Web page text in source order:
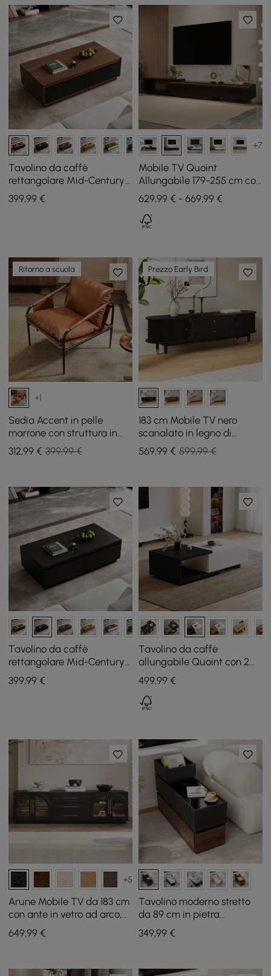
Tavolino da caffè
rettangolare Mid-Century
Fero 120 cm in nero e noce
con 4 cassetti
399,99 €
+7
Mobile TV Quoint
Allungabile 179-255 cm con
3 Cassetti e Illuminazione
LED
629,99 € - 669,99 €
Ritorno a scuola
+1
Sedia Accent in pelle
marrone con struttura in
metallo, set di 2
312,99 € 399,99 €
Prezzo Early Bird
183 cm Mobile TV nero
scanalato in legno di
frassino con contenitore
569,99€ 599,99 €
Tavolino da caffè
rettangolare Mid-Century
Fero 120 cm nero con 4
cassetti
399,99 €
Tavolino da caffè
allungabile Quoint con 2
cassetti, 120 - 175 cm
499,99€
+5
Arune Mobile TV da 183 cm
con ante in vetro ad arco,
vano contenitore e LED
649,99 €
Tavolino moderno stretto
da 89 cm in pietra
sinterizzata con USB e
contenitore
349,99€